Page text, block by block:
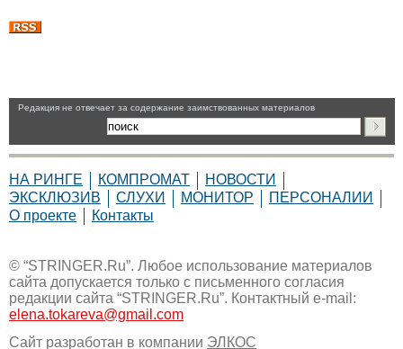
Pедакция не отвечает за содержание заимствованных материалов
НА РИНГЕ КОМПРОМАТ
НОВОСТИ
ЭКСКЛЮЗИВ
СЛУХИ МОНИТОР
ПЕРСОНАЛИИ
О проекте
Контакты
© “STRINGER.Ru”. Любое использование материалов
сайта допускается только с письменного согласия
редакции сайта “STRINGER.Ru”. Контактный e-mail:
elena.tokareva@gmail.com
Сайт разработан в компании ЭЛКОС